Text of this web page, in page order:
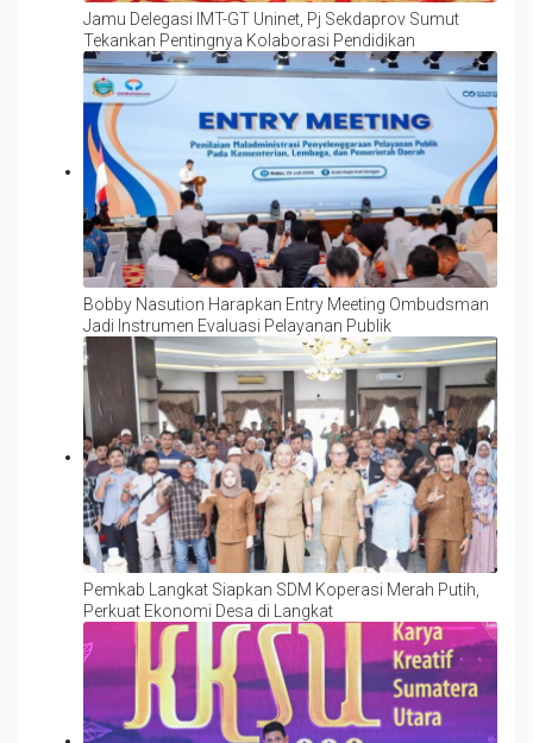
Jamu Delegasi IMT-GT Uninet, Pj Sekdaprov Sumut
Tekankan Pentingnya Kolaborasi Pendidikan
Bobby Nasution Harapkan Entry Meeting Ombudsman
Jadi Instrumen Evaluasi Pelayanan Publik
Pemkab Langkat Siapkan SDM Koperasi Merah Putih,
Perkuat Ekonomi Desa di Langkat